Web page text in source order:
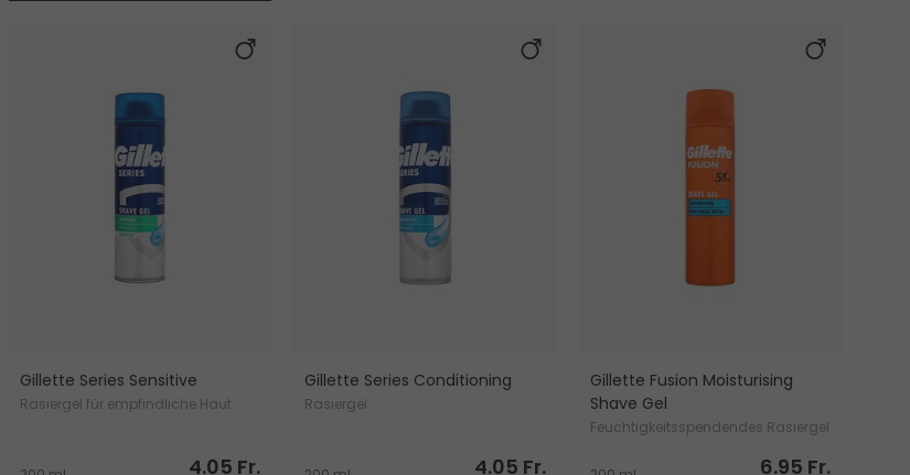
Gillette Series Sensitive
Rasiergel für empfindliche Haut
4.05 Fr.
Gillette Series Conditioning
Rasiergel
4.05 Fr.
Gillette Fusion Moisturising
Shave Gel
Feuchtigkeitsspendendes Rasiergel
6.95 Fr.